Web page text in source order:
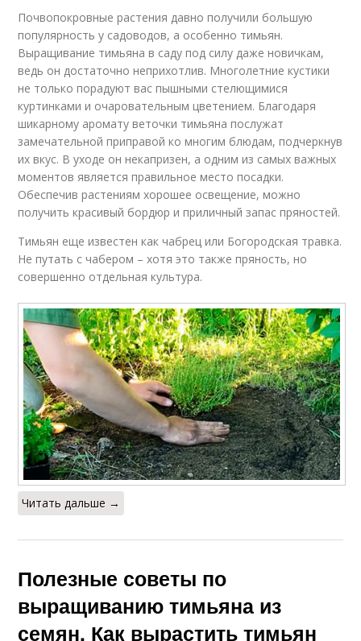
Ошибки при
выращивании
Майя выращивания
Хризантемы из семян Мирабилис из семян
Рекомендации по
выращиванию
Роза из семян
Выращивание на
приусадебном
Почвопокровные растения давно получили большую
популярность у садоводов, а особенно тимьян.
Выращивание тимьяна в саду под силу даже новичкам,
ведь он достаточно неприхотлив. Многолетние кустики
не только порадуют вас пышными стелющимися
куртинками и очаровательным цветением. Благодаря
шикарному аромату веточки тимьяна послужат
замечательной приправой ко многим блюдам, подчеркнув
их вкус. В уходе он некапризен, а одним из самых важных
моментов является правильное место посадки.
Обеспечив растениям хорошее освещение, можно
получить красивый бордюр и приличный запас пряностей.
Тимьян еще известен как чабрец или Богородская травка.
Не путать с чабером – хотя это также пряность, но
совершенно отдельная культура.
Читать дальше →
Полезные советы по
выращиванию тимьяна из
семян. Как вырастить тимьян